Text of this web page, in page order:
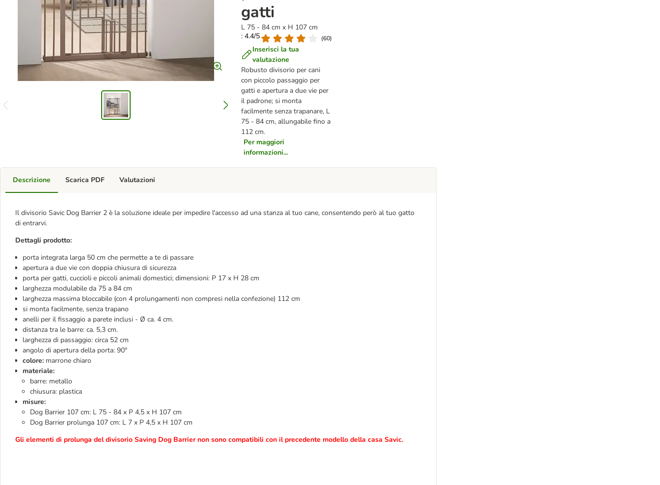
gatti
L 75 - 84 cm x H 107 cm
: 4.4/5
(60)
Inserisci la tua
valutazione
Robusto divisorio per cani
con piccolo passaggio per
gatti e apertura a due vie per
il padrone; si monta
facilmente senza trapanare, L
75 - 84 cm, allungabile fino a
112 cm.
Per maggiori
informazioni...
Descrizione
Il divisorio Savic Dog Barrier 2 è la soluzione ideale per impedire l'accesso ad una stanza al tuo cane, consentendo però al tuo gatto
di entrarvi.
Dettagli prodotto:
porta integrata larga 50 cm che permette a te di passare
apertura a due vie con doppia chiusura di sicurezza
porta per gatti, cuccioli e piccoli animali domestici; dimensioni: P 17 x H 28 cm
larghezza modulabile da 75 a 84 cm
larghezza massima bloccabile (con 4 prolungamenti non compresi nella confezione) 112 cm
si monta facilmente, senza trapano
anelli per il fissaggio a parete inclusi - Ø ca. 4 cm.
distanza tra le barre: ca. 5,3 cm.
larghezza di passaggio: circa 52 cm
angolo di apertura della porta: 90°
colore: marrone chiaro
materiale:
barre: metallo
chiusura: plastica
misure:
Dog Barrier 107 cm: L 75 - 84 x P 4,5 x H 107 cm
Dog Barrier prolunga 107 cm: L 7 x P 4,5 x H 107 cm
Gli elementi di prolunga del divisorio Saving Dog Barrier non sono compatibili con il precedente modello della casa Savic.
Scarica PDF Valutazioni